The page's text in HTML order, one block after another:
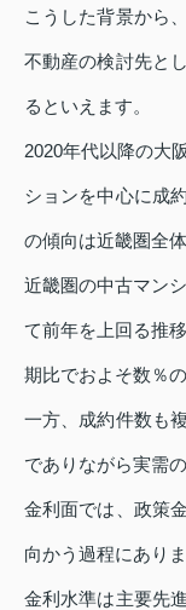
こうした背景から
不動産の検討先と
るといえます。
2020年代以降の大
ションを中心に成
の傾向は近畿圏全
近畿圏の中古マン
て前年を上回る推
期比でおよそ数％
一方、成約件数も
でありながら実需
金利面では、政策
向かう過程にあり
金利水準は主要先